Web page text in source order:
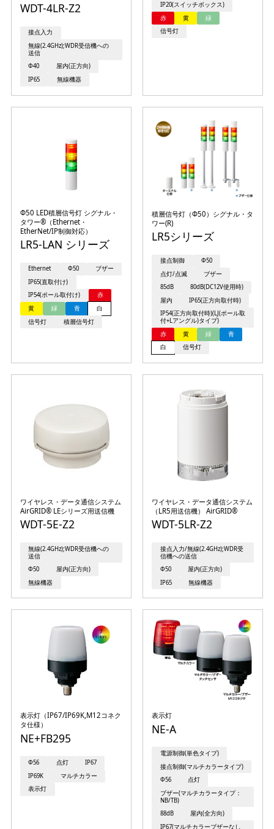
WDT-4LR-Z2
接点入力
無線(2.4GHz);WDR受信機への
送信
Φ40
屋内(正方向)
IP65
無線機器
IP20(スイッチボックス)
赤
黄
緑
信号灯
Φ50 LED積層信号灯 シグナル・
タワー®（Ethernet・
EtherNet/IP制御対応）
LR5-LAN シリーズ
Ethernet Φ50
ブザー
IP65(直取付け)
IP54(ポール取付け)
赤
黄
緑 青
白
信号灯
積層信号灯
積層信号灯（Φ50）シグナル・タ
ワー(R)
LR5シリーズ
接点制御
Φ50
点灯/点滅
ブザー
85dB
80dB(DC12V使用時)
屋内
IP65(正方向取付時)
IP54(正方向取付時)(LJ(ポール取
付+Lアングル)タイプ)
赤
黄 緑
青
白
信号灯
ワイヤレス・データ通信システム
AirGRID® LEシリーズ用送信機
WDT-5E-Z2
無線(2.4GHz);WDR受信機への
送信
Φ50
屋内(正方向)
無線機器
ワイヤレス・データ通信システム
（LR5用送信機） AirGRID®
WDT-5LR-Z2
接点入力/無線(2.4GHz);WDR受
信機への送信
Φ50
屋内(正方向)
IP65
無線機器
表示灯（IP67/IP69K,M12コネク
タ仕様）
NE+FB295
Φ56 点灯
IP67
IP69K
マルチカラー
表示灯
表示灯
NE-A
電源制御(単色タイプ)
接点制御(マルチカラータイプ)
Φ56
点灯
ブザー(マルチカラータイプ：
NB/TB)
88dB
屋内(全方向)
IP67(マルチカラーブザーなし